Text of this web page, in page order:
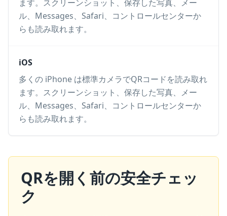
ます。スクリーンショット、保存した写真、メー
ル、Messages、Safari、コントロールセンターか
らも読み取れます。
iOS
多くの iPhone は標準カメラでQRコードを読み取れ
ます。スクリーンショット、保存した写真、メー
ル、Messages、Safari、コントロールセンターか
らも読み取れます。
QRを開く前の安全チェッ
ク